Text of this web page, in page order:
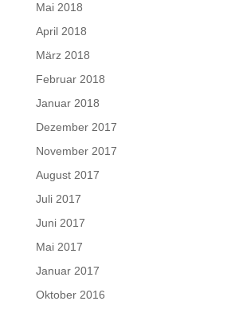
Mai 2018
April 2018
März 2018
Februar 2018
Januar 2018
Dezember 2017
November 2017
August 2017
Juli 2017
Juni 2017
Mai 2017
Januar 2017
Oktober 2016